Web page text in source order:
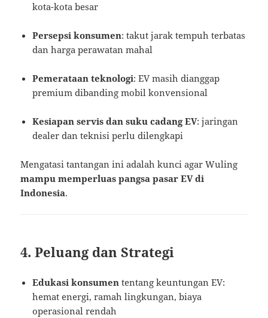
kota-kota besar
Persepsi konsumen: takut jarak tempuh terbatas
dan harga perawatan mahal
Pemerataan teknologi: EV masih dianggap
premium dibanding mobil konvensional
Kesiapan servis dan suku cadang EV: jaringan
dealer dan teknisi perlu dilengkapi
Mengatasi tantangan ini adalah kunci agar Wuling
mampu memperluas pangsa pasar EV di
Indonesia.
4. Peluang dan Strategi
Edukasi konsumen tentang keuntungan EV:
hemat energi, ramah lingkungan, biaya
operasional rendah